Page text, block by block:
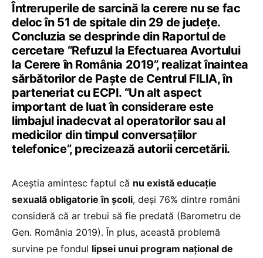
Întreruperile de sarcină la cerere nu se fac
deloc în 51 de spitale din 29 de județe.
Concluzia se desprinde din Raportul de
cercetare “Refuzul la Efectuarea Avortului
la Cerere în România 2019”, realizat înaintea
sărbătorilor de Paște de Centrul FILIA, în
parteneriat cu ECPI. “Un alt aspect
important de luat în considerare este
limbajul inadecvat al operatorilor sau al
medicilor din timpul conversațiilor
telefonice”, precizează autorii cercetării.
Aceștia amintesc faptul că nu există educație
sexuală obligatorie în școli, deși 76% dintre români
consideră că ar trebui să fie predată (Barometru de
Gen. România 2019). În plus, această problemă
survine pe fondul lipsei unui program național de